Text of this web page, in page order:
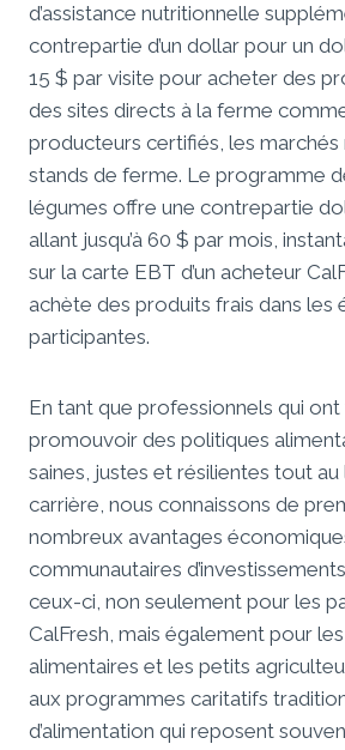
d’assistance nutritionnelle
contrepartie d’un dollar pour un
15 $ par visite pour acheter des
des sites directs à la ferme
producteurs certifiés, les
stands de ferme. Le programme
légumes offre une contrepartie
allant jusqu’à 60 $ par mois,
sur la carte EBT d’un acheteur
achète des produits frais dans les
participantes.
En tant que professionnels qui
promouvoir des politiques
saines, justes et résilientes tout
carrière, nous connaissons de
nombreux avantages
communautaires
ceux-ci, non seulement pour les
CalFresh, mais également pour
alimentaires et les petits
aux programmes caritatifs
d’alimentation qui reposent